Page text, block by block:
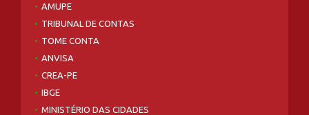
AMUPE
TRIBUNAL DE CONTAS
TOME CONTA
ANVISA
CREA-PE
IBGE
MINISTÉRIO DAS CIDADES